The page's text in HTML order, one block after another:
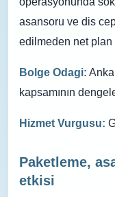
asansoru ve dis
edilmeden net plan
Bolge Odagi:
kapsamının
Hizmet Vurgusu:
Paketleme,
etkisi